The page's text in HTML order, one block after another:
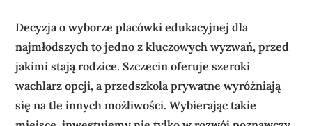
Decyzja o wyborze placówki edukacyjnej dla
najmłodszych to jedno z kluczowych wyzwań, przed
jakimi stają rodzice. Szczecin oferuje szeroki
wachlarz opcji, a przedszkola prywatne wyróżniają
się na tle innych możliwości. Wybierając takie